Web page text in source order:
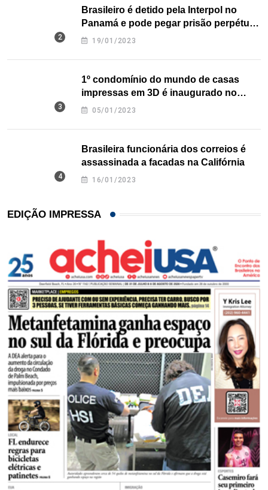
Brasileiro é detido pela Interpol no
Panamá e pode pegar prisão perpétua
nos EUA
19/01/2023
1º condomínio do mundo de casas
impressas em 3D é inaugurado no
Texas
05/01/2023
Brasileira funcionária dos correios é
assassinada a facadas na Califórnia
16/01/2023
EDIÇÃO IMPRESSA